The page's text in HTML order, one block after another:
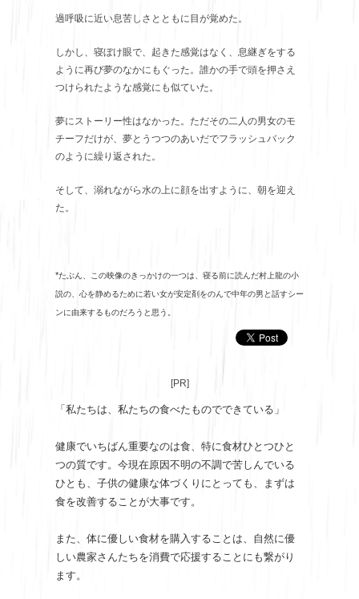
過呼吸に近い息苦しさとともに目が覚めた。
しかし、寝ぼけ眼で、起きた感覚はなく、息継ぎをする
ように再び夢のなかにもぐった。誰かの手で頭を押さえ
つけられたような感覚にも似ていた。
夢にストーリー性はなかった。ただその二人の男女のモ
チーフだけが、夢とうつつのあいだでフラッシュバック
のように繰り返された。
そして、溺れながら水の上に顔を出すように、朝を迎え
た。
*たぶん、この映像のきっかけの一つは、寝る前に読んだ村上龍の小
説の、心を静めるために若い女が安定剤をのんで中年の男と話すシー
ンに由来するものだろうと思う。
[PR]
「私たちは、私たちの食べたものでできている」
健康でいちばん重要なのは食、特に食材ひとつひと
つの質です。今現在原因不明の不調で苦しんでいる
ひとも、子供の健康な体づくりにとっても、まずは
食を改善することが大事です。
また、体に優しい食材を購入することは、自然に優
しい農家さんたちを消費で応援することにも繋がり
ます。